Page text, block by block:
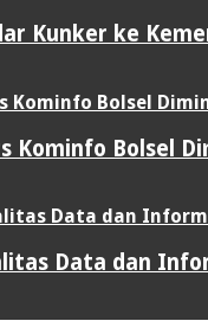
Kunker ke
Kominfo Bolsel
Data dan